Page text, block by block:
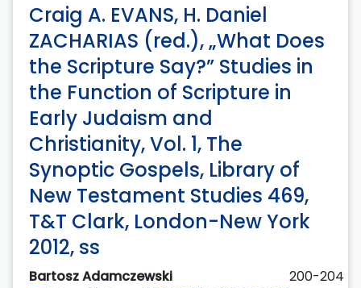
Craig A. EVANS, H. Daniel
ZACHARIAS (red.), „What Does
the Scripture Say?” Studies in
the Function of Scripture in
Early Judaism and
Christianity, Vol. 1, The
Synoptic Gospels, Library of
New Testament Studies 469,
T&T Clark, London-New York
2012, ss
Bartosz Adamczewski
200-204